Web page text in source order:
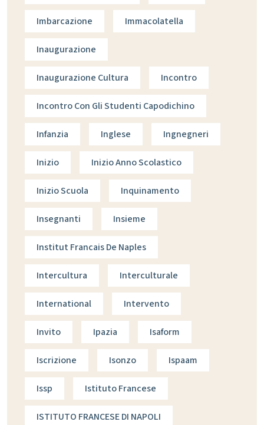
Imbarcazione Immacolatella
Inaugurazione
Inaugurazione Cultura Incontro
Incontro Con Gli Studenti Capodichino
Infanzia Inglese Ingnegneri
Inizio Inizio Anno Scolastico
Inizio Scuola Inquinamento
Insegnanti Insieme
Institut Francais De Naples
Intercultura Interculturale
International Intervento
Invito Ipazia Isaform
Iscrizione Isonzo Ispaam
Issp Istituto Francese
ISTITUTO FRANCESE DI NAPOLI